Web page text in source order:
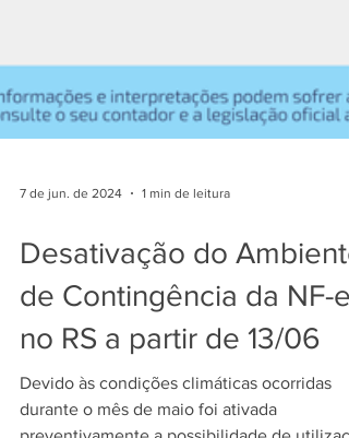
7 de jun. de 2024 1 min de leitura
Desativação do Ambiente
de Contingência da NF-e